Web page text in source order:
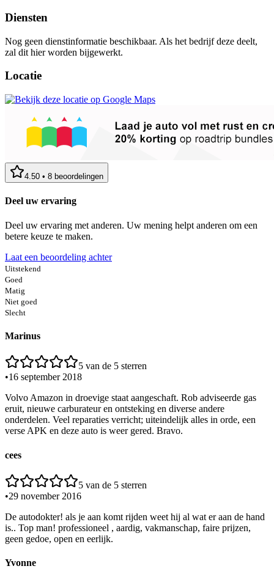
Diensten
Nog geen dienstinformatie beschikbaar. Als het bedrijf deze deelt,
zal dit hier worden bijgewerkt.
Locatie
4.50 • 8 beoordelingen
Deel uw ervaring
Deel uw ervaring met anderen. Uw mening helpt anderen om een
betere keuze te maken.
Laat een beoordeling achter
Uitstekend
Goed
Matig
Niet goed
Slecht
Marinus
5 van de 5 sterren
•16 september 2018
Volvo Amazon in droevige staat aangeschaft. Rob adviseerde gas
eruit, nieuwe carburateur en ontsteking en diverse andere
onderdelen. Veel reparaties verricht; uiteindelijk alles in orde, een
verse APK en deze auto is weer gered. Bravo.
cees
5 van de 5 sterren
•29 november 2016
De autodokter! als je aan komt rijden weet hij al wat er aan de hand
is.. Top man! professioneel , aardig, vakmanschap, faire prijzen,
geen gedoe, open en eerlijk.
Yvonne